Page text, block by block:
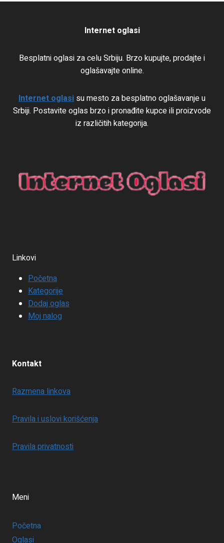
Internet oglasi
Besplatni oglasi za celu Srbiju. Brzo kupujte, prodajte i
oglašavajte online.
Internet oglasi su mesto za besplatno oglašavanje u
Srbiji. Postavite oglas brzo i pronađite kupce ili proizvode
iz različitih kategorija.
Linkovi
Početna
Kategorije
Dodaj oglas
Moj nalog
Kontakt
Razmena linkova
Pravila i uslovi korišćenja
Pravila privatnosti
Meni
Početna
Oglasi